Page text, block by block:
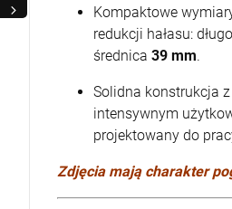
Kompaktowe
redukcji hałasu:
średnica 39 mm.
Solidna konstrukcja
intensywnym
projektowany do
Zdjęcia mają charakter